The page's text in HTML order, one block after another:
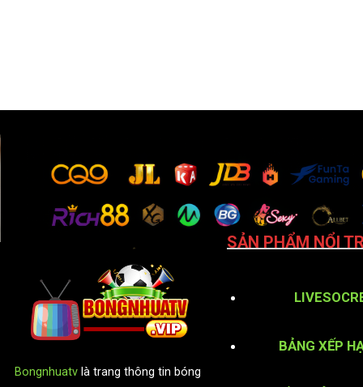
Bongnhuatvlà trang thông tin bóng
SẢN PHẨM NỔI
BẢNG XẾP